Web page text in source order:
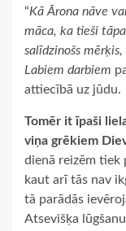
“Kā Ārona nāve
māca, ka tieši
salīdzinošs
Labiem darbiem
attiecībā uz jūdu.
Tomēr it īpaši
viņa grēkiem
dienā reizēm tiek
kaut arī tās nav
tā parādās
Atsevišķa